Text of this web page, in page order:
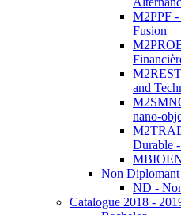
M2PPF -
Fusion
and
nano-
Durable
Non Diplomant
ND -
Catalogue 2018 -